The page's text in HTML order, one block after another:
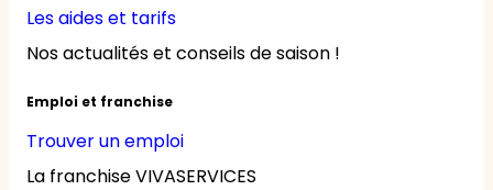
Les aides et tarifs
Nos actualités et conseils de saison !
Emploi et franchise
Trouver un emploi
La franchise VIVASERVICES